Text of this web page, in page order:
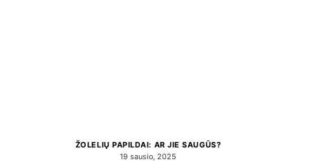
ŽOLELIŲ PAPILDAI: AR JIE SAUGŪS?
19 sausio, 2025